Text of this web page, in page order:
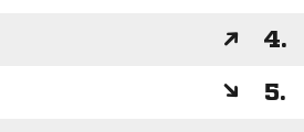
4.
5.